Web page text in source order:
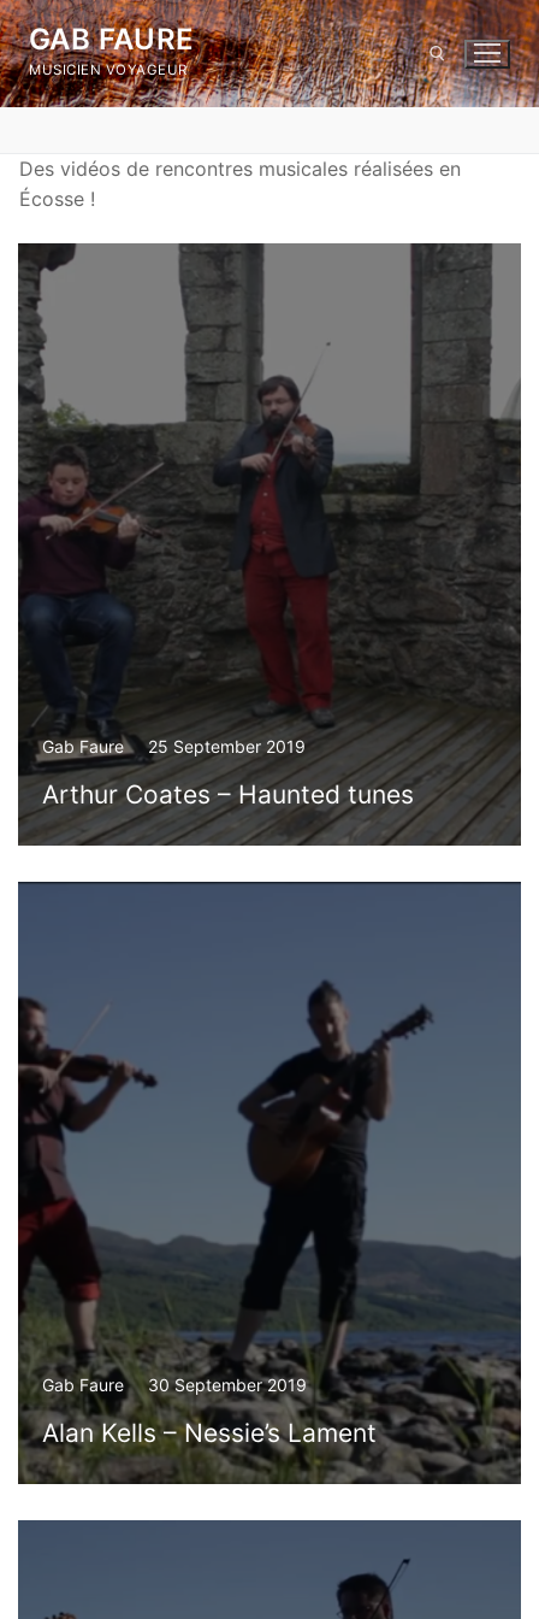
Skip
to
content
GAB FAURE
MUSICIEN VOYAGEUR
Des vidéos de rencontres musicales réalisées en
Écosse !
Gab Faure 25 September 2019
Arthur Coates – Haunted tunes
Gab Faure 30 September 2019
Alan Kells – Nessie’s Lament